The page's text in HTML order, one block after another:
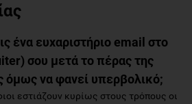
ένα ευχαριστήριο email στο
) σου μετά το πέρας της
όμως να φανεί υπερβολικό;
εστιάζουν κυρίως στους τρόπους οι